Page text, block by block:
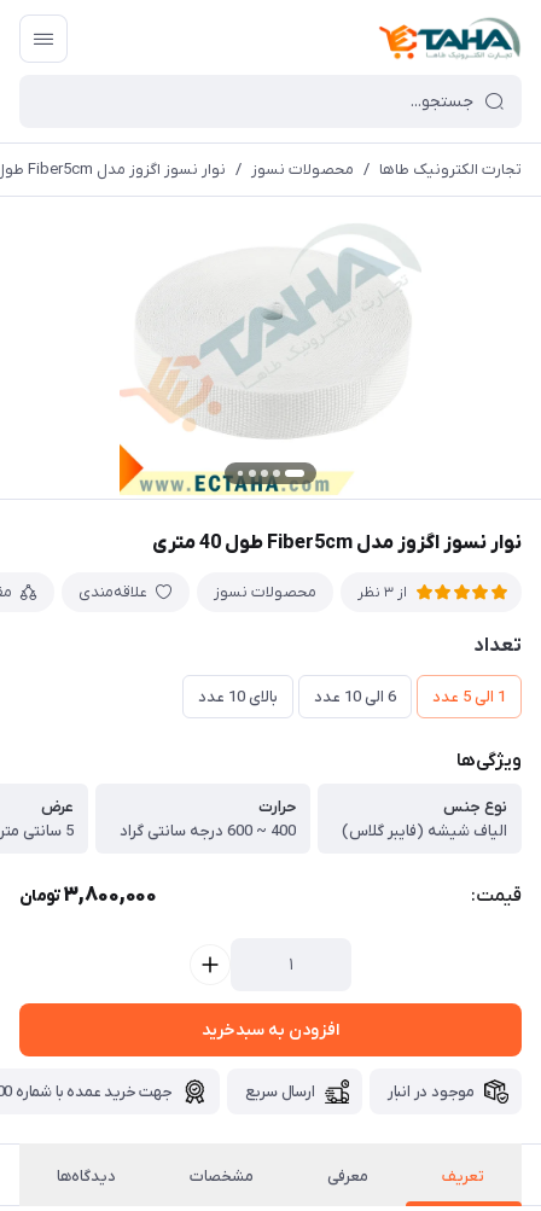
تجارت الکترونیک طاها / محصولات نسوز / نوار نسوز اگزوز مدل Fiber5cm طول 40 متری
نوار نسوز اگزوز مدل Fiber5cm طول 40 متری
از 3 نظر محصولات نسوز علاقه‌مندی
تعداد
1 الی 5 عدد 6 الی 10 عدد بالای 10 عدد
ویژگی‌ها
نوع جنس
الیاف شیشه (فایبر گلاس)
حرارت
400 ~ 600 درجه سانتی گراد
عرض
5 سانتی متر
قیمت: 3,800,000تومان
افزودن به سبدخرید
موجود در انبار ارسال سریع جهت خرید عمده با شماره 09371115700 تماس بگیرید.
تعریف معرفی مشخصات دیدگاه‌ها